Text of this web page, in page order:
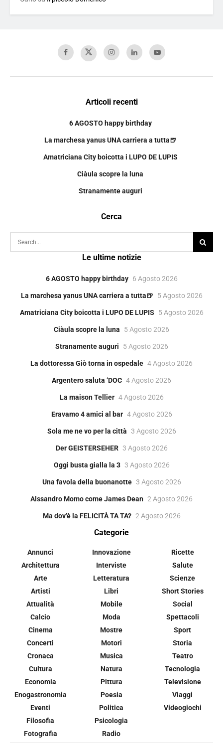
Articoli recenti
6 AGOSTO happy birthday
La marchesa yanus UNA carriera a tutta🍺
Amatriciana City boicotta i LUPO DE LUPIS
Ciàula scopre la luna
Stranamente auguri
Cerca
Le ultime notizie
6 AGOSTO happy birthday 6 Agosto 2026
La marchesa yanus UNA carriera a tutta🍺 5 Agosto 2026
Amatriciana City boicotta i LUPO DE LUPIS 5 Agosto 2026
Ciàula scopre la luna 5 Agosto 2026
Stranamente auguri 5 Agosto 2026
La dottoressa Giò torna in ospedale 4 Agosto 2026
Argentero saluta ‘DOC 4 Agosto 2026
La maison Tellier 4 Agosto 2026
Eravamo 4 amici al bar 4 Agosto 2026
Sola me ne vo per la città 3 Agosto 2026
Der GEISTERSEHER 3 Agosto 2026
Oggi busta gialla la 3 3 Agosto 2026
Una favola della buonanotte 3 Agosto 2026
Alssandro Momo come James Dean 2 Agosto 2026
Ma dov’è la FELICITÀ TA TA? 2 Agosto 2026
Categorie
Annunci
Architettura
Arte
Artisti
Attualità
Calcio
Cinema
Concerti
Cronaca
Cultura
Economia
Enogastronomia
Eventi
Filosofia
Fotografia
Innovazione
Interviste
Letteratura
Libri
Mobile
Moda
Mostre
Motori
Musica
Natura
Pittura
Poesia
Politica
Psicologia
Radio
Ricette
Salute
Scienze
Short Stories
Social
Spettacoli
Sport
Storia
Teatro
Tecnologia
Televisione
Viaggi
Videogiochi